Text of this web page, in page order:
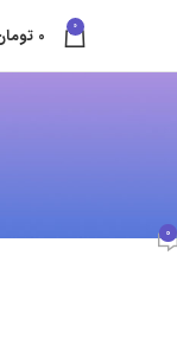
0
0
0